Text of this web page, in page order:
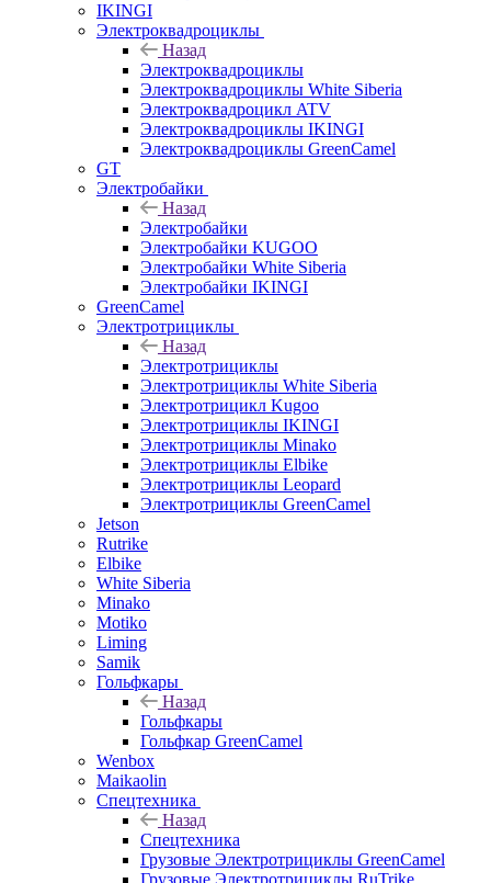
IKINGI
Электроквадроциклы
Назад
Электроквадроциклы
Электроквадроциклы White Siberia
Электроквадроцикл ATV
Электроквадроциклы IKINGI
Электроквадроциклы GreenCamel
GT
Электробайки
Назад
Электробайки
Электробайки KUGOO
Электробайки White Siberia
Электробайки IKINGI
GreenCamel
Электротрициклы
Назад
Электротрициклы
Электротрициклы White Siberia
Электротрицикл Kugoo
Электротрициклы IKINGI
Электротрициклы Minako
Электротрициклы Elbike
Электротрициклы Leopard
Электротрициклы GreenCamel
Jetson
Rutrike
Elbike
White Siberia
Minako
Motiko
Liming
Samik
Гольфкары
Назад
Гольфкары
Гольфкар GreenCamel
Wenbox
Maikaolin
Спецтехника
Назад
Спецтехника
Грузовые Электротрициклы GreenCamel
Грузовые Электротрициклы RuTrike